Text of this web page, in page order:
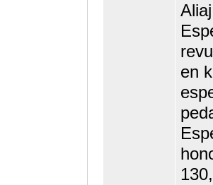
en